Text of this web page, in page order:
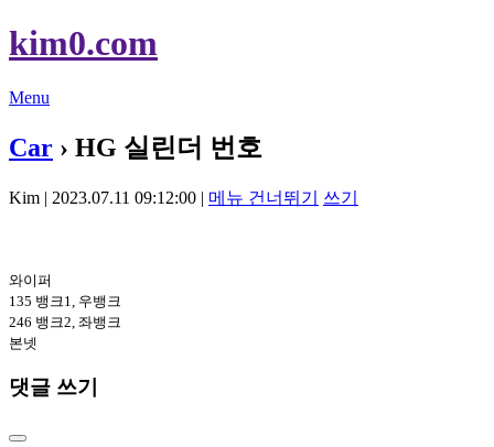
kim0.com
Menu
Car › HG 실린더 번호
Kim | 2023.07.11 09:12:00 | 메뉴 건너뛰기 쓰기
와이퍼
135 뱅크1, 우뱅크
246 뱅크2, 좌뱅크
본넷
댓글 쓰기